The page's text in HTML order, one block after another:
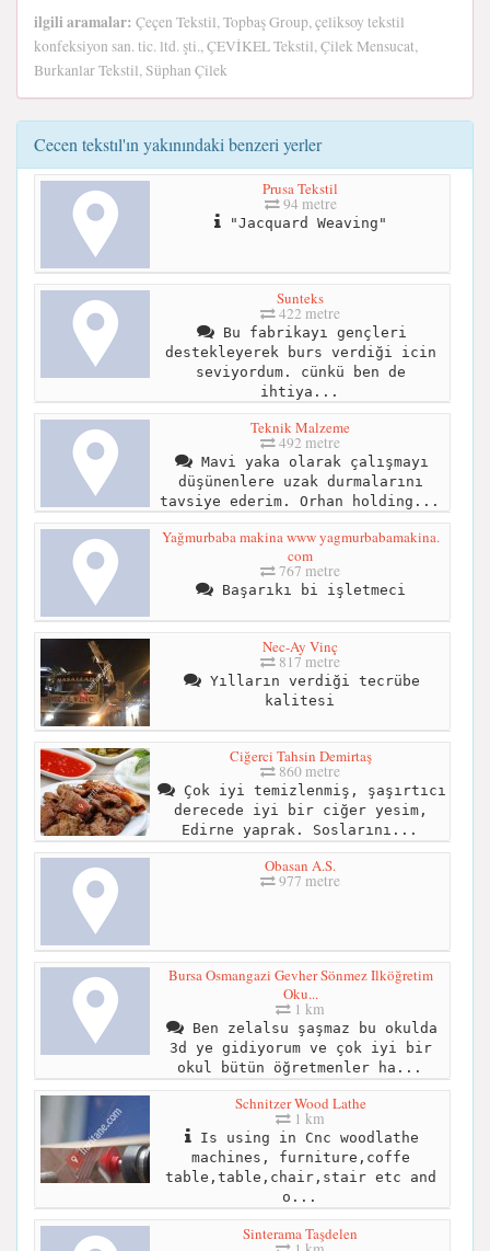
ilgili aramalar: Çeçen Tekstil, Topbaş Group, çeliksoy tekstil
konfeksiyon san. tic. ltd. şti., ÇEVİKEL Tekstil, Çilek Mensucat,
Burkanlar Tekstil, Süphan Çilek
Cecen tekstıl'ın yakınındaki benzeri yerler
Prusa Tekstil
94 metre
"Jacquard Weaving"
Sunteks
422 metre
Bu fabrikayı gençleri
destekleyerek burs verdiği icin
seviyordum. cünkü ben de
ihtiya...
Teknik Malzeme
492 metre
Mavi yaka olarak çalışmayı
düşünenlere uzak durmalarını
tavsiye ederim. Orhan holding...
Yağmurbaba makina www yagmurbabamakina.
com
767 metre
Başarıkı bi işletmeci
Nec-Ay Vinç
817 metre
Yılların verdiği tecrübe
kalitesi
Ciğerci Tahsin Demirtaş
860 metre
Çok iyi temizlenmiş, şaşırtıcı
derecede iyi bir ciğer yesim,
Edirne yaprak. Soslarını...
Obasan A.S.
977 metre
Bursa Osmangazi Gevher Sönmez Ilköğretim
Oku...
1 km
Ben zelalsu şaşmaz bu okulda
3d ye gidiyorum ve çok iyi bir
okul bütün öğretmenler ha...
Schnitzer Wood Lathe
1 km
Is using in Cnc woodlathe
machines, furniture,coffe
table,table,chair,stair etc and
o...
Sinterama Taşdelen